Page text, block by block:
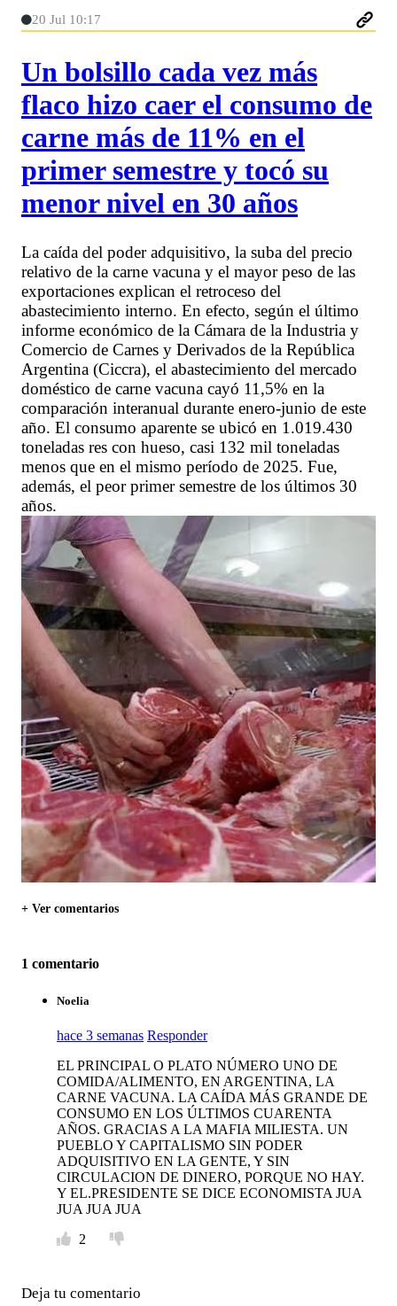
20 Jul 10:17
Un bolsillo cada vez más
flaco hizo caer el consumo de
carne más de 11% en el
primer semestre y tocó su
menor nivel en 30 años
La caída del poder adquisitivo, la suba del precio
relativo de la carne vacuna y el mayor peso de las
exportaciones explican el retroceso del
abastecimiento interno. En efecto, según el último
informe económico de la Cámara de la Industria y
Comercio de Carnes y Derivados de la República
Argentina (Ciccra), el abastecimiento del mercado
doméstico de carne vacuna cayó 11,5% en la
comparación interanual durante enero-junio de este
año. El consumo aparente se ubicó en 1.019.430
toneladas res con hueso, casi 132 mil toneladas
menos que en el mismo período de 2025. Fue,
además, el peor primer semestre de los últimos 30
años.
+ Ver comentarios
1 comentario
Noelia
hace 3 semanas Responder
EL PRINCIPAL O PLATO NÚMERO UNO DE
COMIDA/ALIMENTO, EN ARGENTINA, LA
CARNE VACUNA. LA CAÍDA MÁS GRANDE DE
CONSUMO EN LOS ÚLTIMOS CUARENTA
AÑOS. GRACIAS A LA MAFIA MILIESTA. UN
PUEBLO Y CAPITALISMO SIN PODER
ADQUISITIVO EN LA GENTE, Y SIN
CIRCULACION DE DINERO, PORQUE NO HAY.
Y EL.PRESIDENTE SE DICE ECONOMISTA JUA
JUA JUA JUA
2
Deja tu comentario